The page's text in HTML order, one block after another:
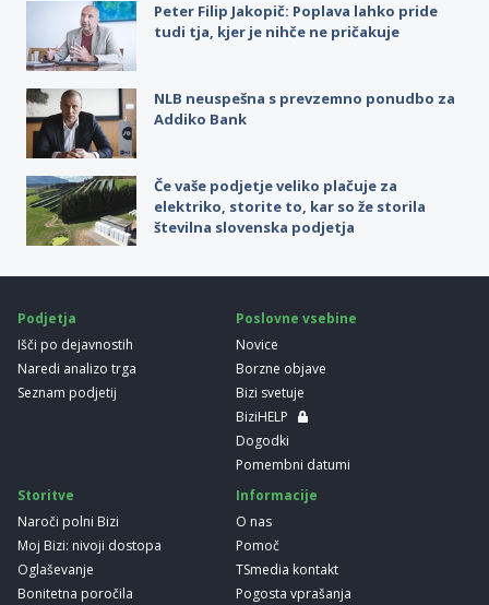
Peter Filip Jakopič: Poplava lahko pride
tudi tja, kjer je nihče ne pričakuje
NLB neuspešna s prevzemno ponudbo za
Addiko Bank
Če vaše podjetje veliko plačuje za
elektriko, storite to, kar so že storila
številna slovenska podjetja
Podjetja
Išči po dejavnostih
Naredi analizo trga
Seznam podjetij
Poslovne vsebine
Novice
Borzne objave
Bizi svetuje
BiziHELP
Dogodki
Pomembni datumi
Storitve
Naroči polni Bizi
Moj Bizi: nivoji dostopa
Oglaševanje
Bonitetna poročila
Informacije
O nas
Pomoč
TSmedia kontakt
Pogosta vprašanja